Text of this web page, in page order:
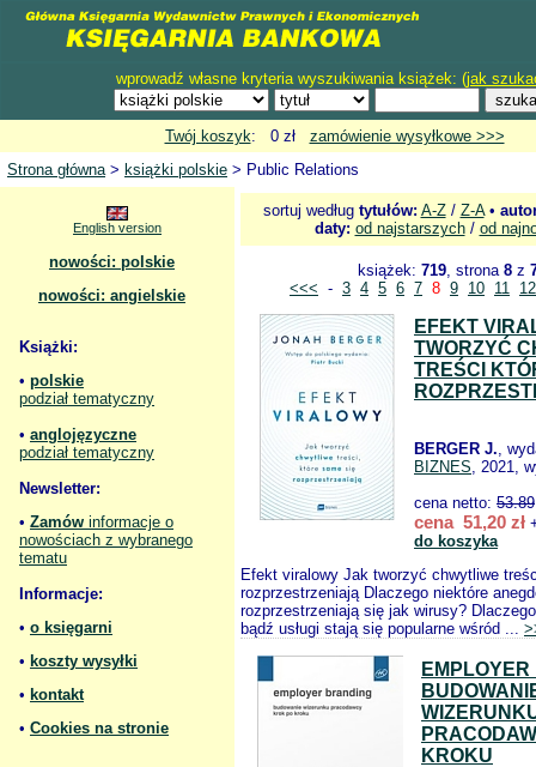
wprowadź własne kryteria wyszukiwania książek: (jak
Twój koszyk: 0 zł zamówienie wysyłkowe >>>
Strona główna> książki polskie > Public Relations
English version
nowości: polskie
nowości: angielskie
Książki:
• polskie
podział tematyczny
• anglojęzyczne
podział tematyczny
Newsletter:
• Zamów informacje o
nowościach z wybranego
tematu
Informacje:
• o księgarni
• koszty wysyłki
• kontakt
• Cookies na stronie
sortuj według tytułów: A-Z/ Z-A•
daty: od najstarszych/ od
książek: 719, strona 8 z
<<< - 3 4 5 6 7 8 9 10 11 12
EFEKT
TWORZYĆ
TREŚCI
BERGER J.,
BIZNES, 2021,
cena netto: 53.89
cena 51,20 zł
do koszyka
Efekt viralowy Jak tworzyć chwytliwe
rozprzestrzeniają Dlaczego niektóre
rozprzestrzeniają się jak wirusy?
bądź usługi stają się popularne wśród ...
KROKU